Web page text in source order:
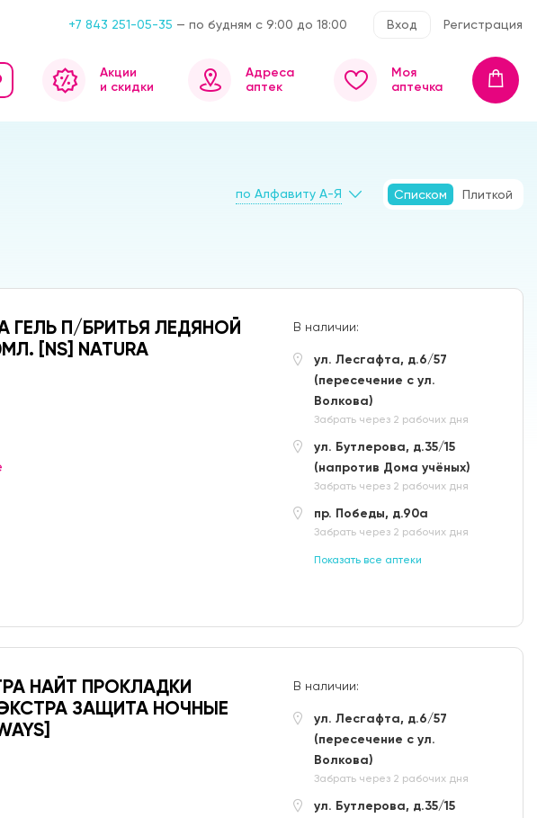
+7 843 251-05-35 — по будням с 9:00 до 18:00 Вход Регистрация
Акции
и скидки
Адреса
аптек
Моя
аптечка
по Алфавиту А-Я Списком Плиткой
ГЕЛЬ П/БРИТЬЯ ЛЕДЯНОЙ
[NS] NATURA
В наличии:
ул. Лесгафта, д.6/57
(пересечение с ул.
Волкова)
Забрать через 2 рабочих дня
ул. Бутлерова, д.35/15
(напротив Дома учёных)
Забрать через 2 рабочих дня
пр. Победы, д.90а
Забрать через 2 рабочих дня
Показать все аптеки
НАЙТ ПРОКЛАДКИ
ЗАЩИТА НОЧНЫЕ
В наличии:
ул. Лесгафта, д.6/57
(пересечение с ул.
Волкова)
Забрать через 2 рабочих дня
ул. Бутлерова, д.35/15